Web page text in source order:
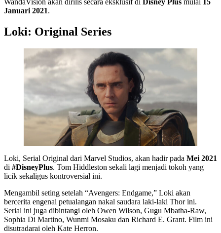
Januari 2021.
Loki: Original Series
Loki, Serial Original dari Marvel Studios, akan hadir pada Mei 2021
di #DisneyPlus. Tom Hiddleston sekali lagi menjadi tokoh yang
licik sekaligus kontroversial ini.
Mengambil seting setelah “Avengers: Endgame,” Loki akan
bercerita engenai petualangan nakal saudara laki-laki Thor ini.
Serial ini juga dibintangi oleh Owen Wilson, Gugu Mbatha-Raw,
Sophia Di Martino, Wunmi Mosaku dan Richard E. Grant. Film ini
disutradarai oleh Kate Herron.